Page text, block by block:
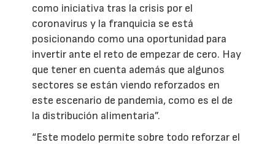
como iniciativa tras la crisis por el
coronavirus y la franquicia se está
posicionando como una oportunidad para
invertir ante el reto de empezar de cero. Hay
que tener en cuenta además que algunos
sectores se están viendo reforzados en
este escenario de pandemia, como es el de
la distribución alimentaria”.
“Este modelo permite sobre todo reforzar el